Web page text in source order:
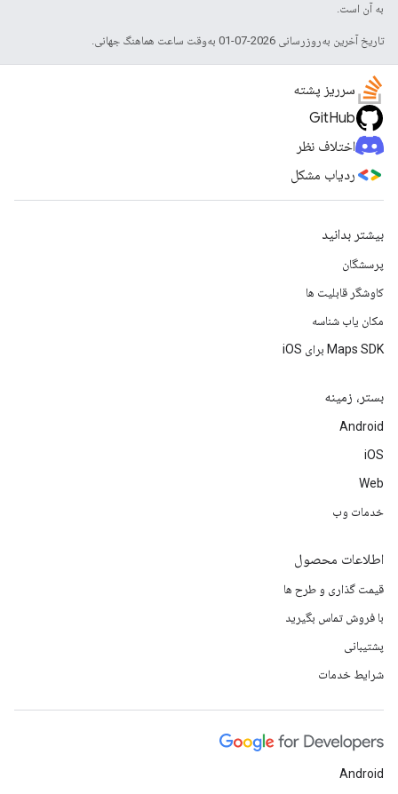
به آن است.
تاریخ آخرین به‌روزرسانی 2026-07-01 به‌وقت ساعت هماهنگ جهانی.
سرریز پشته
GitHub
اختلاف نظر
ردیاب مشکل
بیشتر بدانید
پرسشگان
کاوشگر قابلیت ها
مکان یاب شناسه
Maps SDK برای iOS
بستر، زمینه
Android
iOS
Web
خدمات وب
اطلاعات محصول
قیمت گذاری و طرح ها
با فروش تماس بگیرید
پشتیبانی
شرایط خدمات
Android